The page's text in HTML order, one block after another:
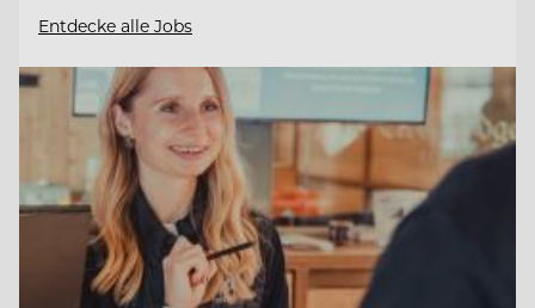
Entdecke alle Jobs